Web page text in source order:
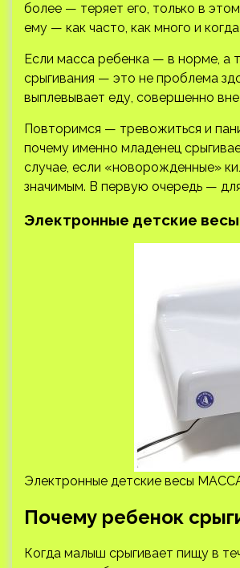
более — теряет его, только в
ему — как часто, как много и
Если масса ребенка — в норме, а
срыгивания — это не проблема
выплевывает еду, совершенно
Повторимся — тревожиться и
почему именно младенец
случае, если «новорожденные»
значимым. В первую очередь —
Электронные детские
Электронные детские весы
Почему ребенок
Когда малыш срыгивает пищу в